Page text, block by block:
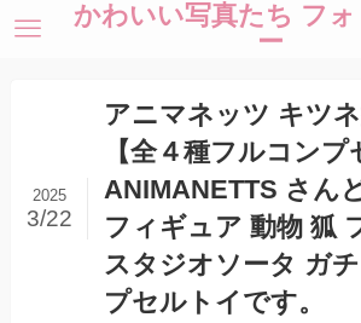
かわいい写真たち フ
ー
アニマネッツ キツ
【全４種フルコンプ
ANIMANETTS さん
フィギュア 動物 狐
スタジオソータ ガ
プセルトイです。
2025
3/22